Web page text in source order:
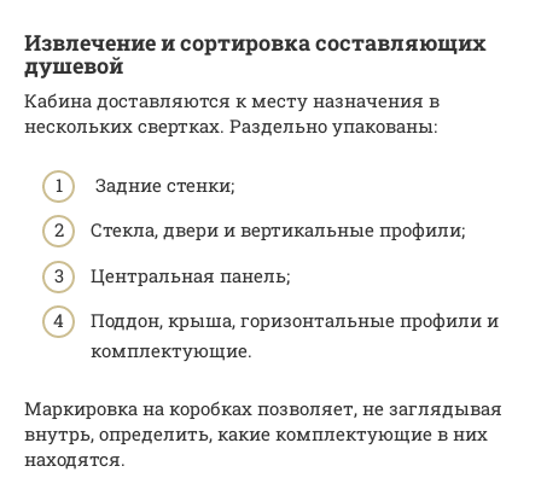
Извлечение и сортировка составляющих
душевой
Кабина доставляются к месту назначения в
нескольких свертках. Раздельно упакованы:
Задние стенки;
Стекла, двери и вертикальные профили;
Центральная панель;
Поддон, крыша, горизонтальные профили и
комплектующие.
Маркировка на коробках позволяет, не заглядывая
внутрь, определить, какие комплектующие в них
находятся.